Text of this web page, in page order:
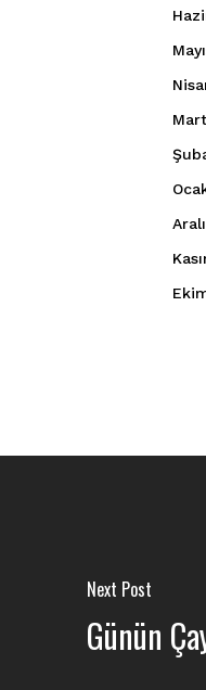
Next Post
Günün